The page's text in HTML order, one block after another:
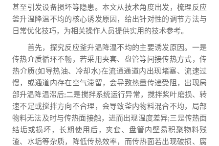
甚至引发设备损坏等隐患。本文从技术角度出发，梳理反应
釜升温降温不均的核心诱发原因，给出针对性的调节方法与
日常优化技巧，为相关操作人员提供实用的技术参考。
首先，探究反应釜升温降温不均的主要诱发原因。一是
传热介质循环不畅，若采用夹套、盘管等间接传热方式，传
热介质(如导热油、冷却水)在流通通道内出现堵塞、流速过
慢，或通道内存在空气滞留，会导致热量传递受阻，出现局
部升温降温滞后;二是搅拌系统运行异常，搅拌桨叶磨损、转
速不足或搅拌方向不合理，会导致釜内物料混合不均，局部
物料无法及时与传热面接触，进而出现温度差异;三是传热面
结垢或损坏，长期使用后，夹套、盘管内壁易积聚物料残
渣、水垢等杂质，降低传热效率，而传热面若出现破损、腐